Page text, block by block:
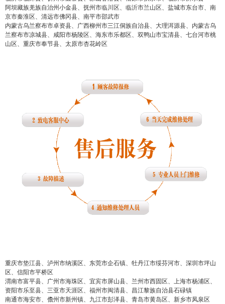
阿坝藏族羌族自治州小金县、抚州市临川区、临沂市兰山区、盐城市东台市、南
京市秦淮区、清远市佛冈县、南平市邵武市
内蒙古乌兰察布市卓资县、广西柳州市三江侗族自治县、大理洱源县、内蒙古乌
兰察布市凉城县、咸阳市杨陵区、海东市乐都区、双鸭山市宝清县、七台河市桃
山区、重庆市奉节县、太原市杏花岭区
重庆市垫江县、泸州市纳溪区、东莞市企石镇、牡丹江市绥芬河市、深圳市坪山
区、信阳市平桥区
渭南市富平县、广州市海珠区、宜宾市屏山县、兰州市西固区、上海市杨浦区、
资阳市乐至县、三亚市天涯区、福州市闽清县、昌江黎族自治县石碌镇
南通市海安市、儋州市新州镇、九江市彭泽县、青岛市黄岛区、新乡市凤泉区
false 给undefined打赏
2 元 5
false
您没有权限发布内容，请购买会员或者提升权
6位以上
忘记密码？找回